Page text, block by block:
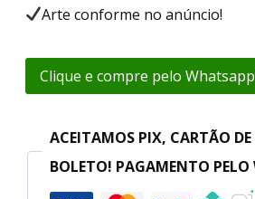
Arte conforme no anúncio!
Clique e compre pelo
ACEITAMOS PIX, CARTÃO DE
BOLETO! PAGAMENTO PELO